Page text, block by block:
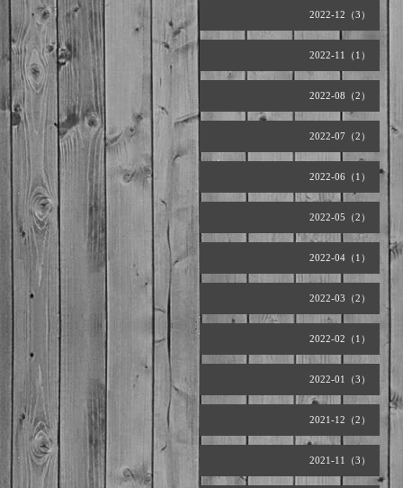
2022-12（3）
2022-11（1）
2022-08（2）
2022-07（2）
2022-06（1）
2022-05（2）
2022-04（1）
2022-03（2）
2022-02（1）
2022-01（3）
2021-12（2）
2021-11（3）